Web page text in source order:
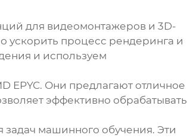
для видеомонтажеров и 3D-
ускорить процесс рендеринга и
и используем
EPYC. Они предлагают отличное
эффективно обрабатывать
машинного обучения. Эти